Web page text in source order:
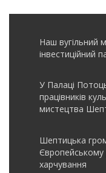
Наш вугільний
інвеcтиційний
У Палаці
працівників
мистецтва
Шептицька
Європейському
харчування